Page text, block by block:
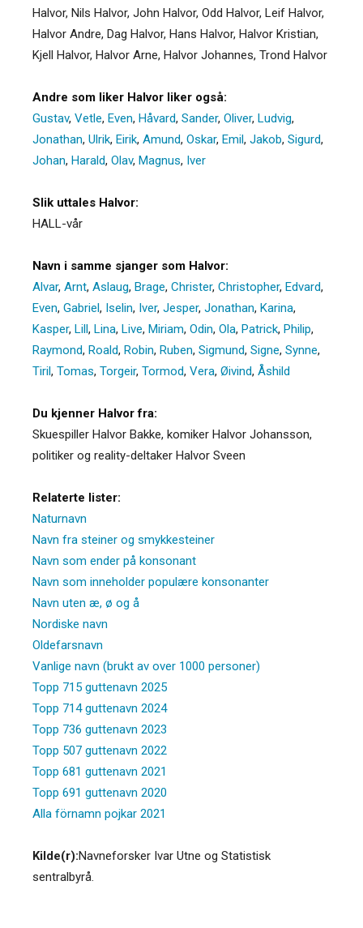
Halvor, Nils Halvor, John Halvor, Odd Halvor, Leif Halvor,
Halvor Andre, Dag Halvor, Hans Halvor, Halvor Kristian,
Kjell Halvor, Halvor Arne, Halvor Johannes, Trond Halvor
Andre som liker Halvor liker også:
Gustav, Vetle, Even, Håvard, Sander, Oliver, Ludvig,
Jonathan, Ulrik, Eirik, Amund, Oskar, Emil, Jakob, Sigurd,
Johan, Harald, Olav, Magnus, Iver
Slik uttales Halvor:
HALL-vår
Navn i samme sjanger som Halvor:
Alvar, Arnt, Aslaug, Brage, Christer, Christopher, Edvard,
Even, Gabriel, Iselin, Iver, Jesper, Jonathan, Karina,
Kasper, Lill, Lina, Live, Miriam, Odin, Ola, Patrick, Philip,
Raymond, Roald, Robin, Ruben, Sigmund, Signe, Synne,
Tiril, Tomas, Torgeir, Tormod, Vera, Øivind, Åshild
Du kjenner Halvor fra:
Skuespiller Halvor Bakke, komiker Halvor Johansson,
politiker og reality-deltaker Halvor Sveen
Relaterte lister:
Naturnavn
Navn fra steiner og smykkesteiner
Navn som ender på konsonant
Navn som inneholder populære konsonanter
Navn uten æ, ø og å
Nordiske navn
Oldefarsnavn
Vanlige navn (brukt av over 1000 personer)
Topp 715 guttenavn 2025
Topp 714 guttenavn 2024
Topp 736 guttenavn 2023
Topp 507 guttenavn 2022
Topp 681 guttenavn 2021
Topp 691 guttenavn 2020
Alla förnamn pojkar 2021
Kilde(r):Navneforsker Ivar Utne og Statistisk
sentralbyrå.